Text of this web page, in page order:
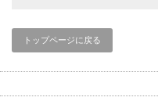
トップページに戻る